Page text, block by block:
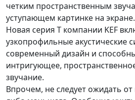
четким пространственным
уступающем картинке на экране.
Новая серия Т компании KEF
узкопрофильные акустические
современный дизайн и
интригующее,
звучание.
Впрочем, не следует ожидать от